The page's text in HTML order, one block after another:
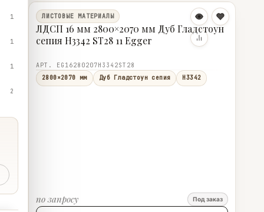
1
1
1
2
ЛИСТОВЫЕ МАТЕРИАЛЫ
ЛДСП 16 мм 2800×2070 мм Дуб Гладстоун
сепия H3342 ST28 11 Egger
АРТ. EG16280207H3342ST28
2800×2070 мм
Дуб Гладстоун сепия H3342
по запросу Под заказ